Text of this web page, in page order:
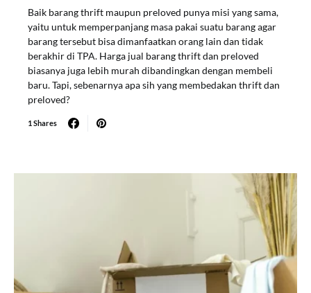
Baik barang thrift maupun preloved punya misi yang sama,
yaitu untuk memperpanjang masa pakai suatu barang agar
barang tersebut bisa dimanfaatkan orang lain dan tidak
berakhir di TPA. Harga jual barang thrift dan preloved
biasanya juga lebih murah dibandingkan dengan membeli
baru. Tapi, sebenarnya apa sih yang membedakan thrift dan
preloved?
1 Shares